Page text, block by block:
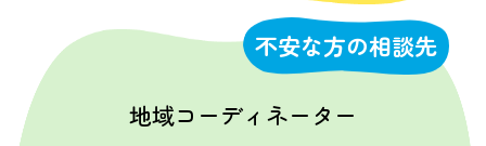
不安な方の相談先
地域コーディネーター